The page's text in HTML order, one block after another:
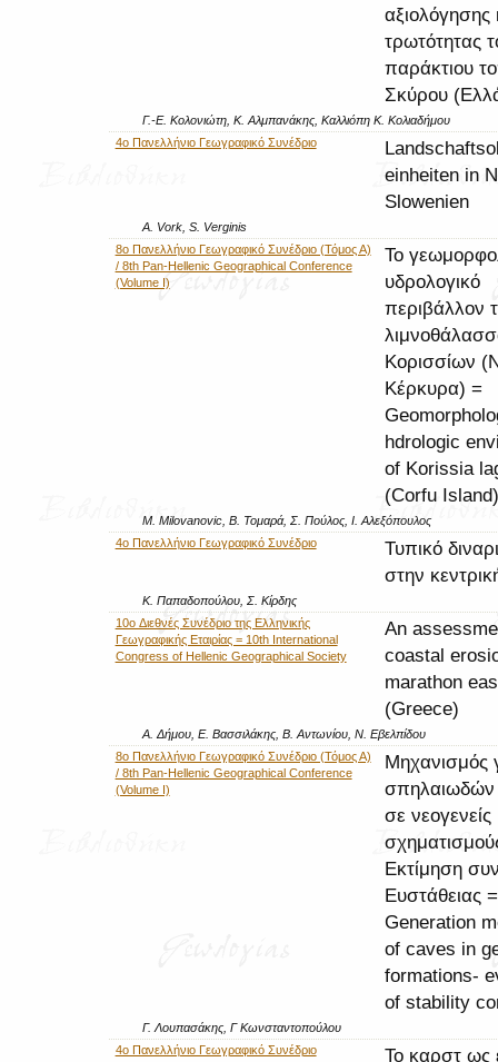
αξιολόγησης
τρωτότητας
παράκτιου
Σκύρου
Γ.-Ε. Κολονιώτη, Κ. Αλμπανάκης, Καλλιόπη Κ. Κολιαδήμου
4ο Πανελλήνιο Γεωγραφικό Συνέδριο
einheiten in
Slowenien
A. Vork, S. Verginis
8ο Πανελλήνιο Γεωγραφικό Συνέδριο (Τόμος Α)
/ 8th Pan-Hellenic Geographical Conference
(Volume I)
Το
υδρολογικό
περιβάλλον
Κορισσίων
Κέρκυρα) =
hdrologic
of Korissia
(Corfu Island)
M. Milovanovic, Β. Τομαρά, Σ. Πούλος, Ι. Αλεξόπουλος
4ο Πανελλήνιο Γεωγραφικό Συνέδριο
Τυπικό
στην
Κ. Παπαδοπούλου, Σ. Κίρδης
10o Διεθνές Συνέδριο της Ελληνικής
Γεωγραφικής Εταιρίας = 10th International
Congress of Hellenic Geographical Society
An
coastal
marathon
(Greece)
Α. Δήμου, Ε. Βασσιλάκης, Β. Αντωνίου, Ν. Εβελπίδου
8ο Πανελλήνιο Γεωγραφικό Συνέδριο (Τόμος Α)
/ 8th Pan-Hellenic Geographical Conference
(Volume I)
Μηχανισμός
σπηλαιωδών
σε νεογενείς
Εκτίμηση
Ευστάθειας =
Generation
of caves in
formations-
of stability
Γ. Λουπασάκης, Γ Κωνσταντοπούλου
4ο Πανελλήνιο Γεωγραφικό Συνέδριο
Το καρστ ως